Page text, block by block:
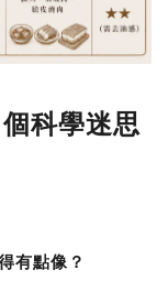
科學迷思
有點像？